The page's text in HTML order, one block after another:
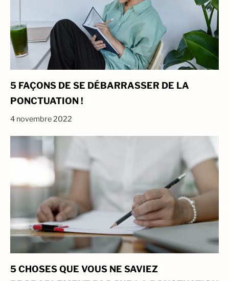
5 FAÇONS DE SE DÉBARRASSER DE LA
PONCTUATION !
4 novembre 2022
5 CHOSES QUE VOUS NE SAVIEZ